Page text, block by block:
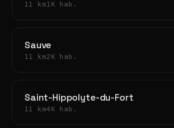
11 km1K hab.
Sauve
11 km2K hab.
Saint-Hippolyte-du-Fort
11 km4K hab.